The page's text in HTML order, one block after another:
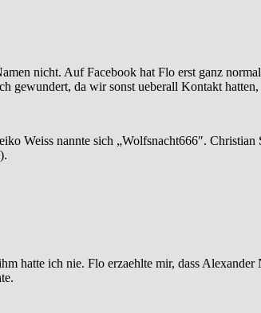
nicht. Auf Facebook hat Flo erst ganz
gewundert, da wir sonst ueberall Kontakt
Weiss nannte sich „Wolfsnacht666″.
hatte ich nie. Flo erzaehlte mir, dass